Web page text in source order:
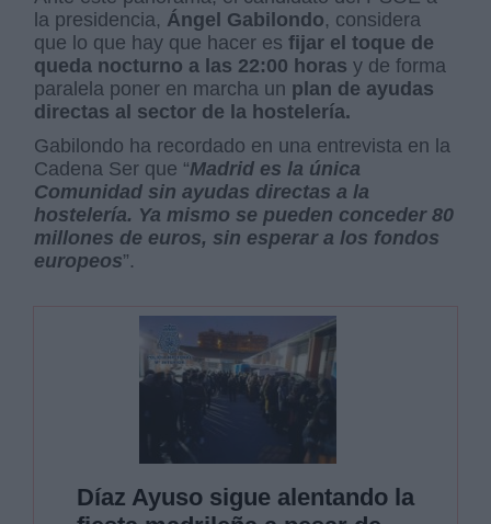
la presidencia, Ángel Gabilondo, considera
que lo que hay que hacer es fijar el toque de
queda nocturno a las 22:00 horas y de forma
paralela poner en marcha un plan de ayudas
directas al sector de la hostelería.
Gabilondo ha recordado en una entrevista en la
Cadena Ser que “Madrid es la única
Comunidad sin ayudas directas a la
hostelería. Ya mismo se pueden conceder 80
millones de euros, sin esperar a los fondos
europeos”.
Díaz Ayuso sigue alentando la